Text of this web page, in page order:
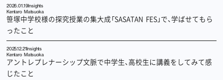
2026.01.19Insights
Kentaro Matsuoka
笹塚中学校様の探究授業の集大成「SASATAN FES」で、学ばせてもら
ったこと
2025.12.21Insights
Kentaro Matsuoka
アントレプレナーシップ文脈で中学生、高校生に講義をしてみて感
じたこと